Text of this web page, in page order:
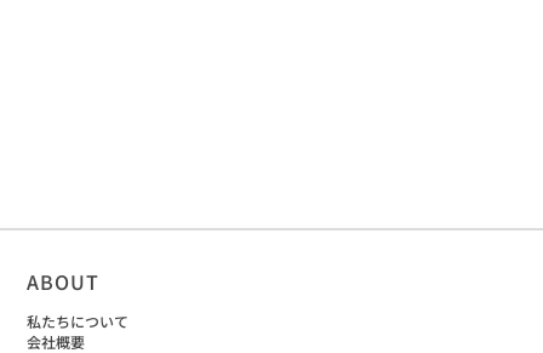
ABOUT
私たちについて
会社概要